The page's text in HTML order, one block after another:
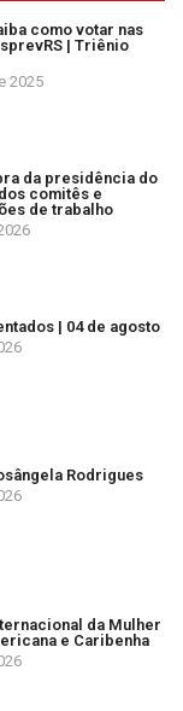
como votar nas
| Triênio
2025
da presidência do
comitês e
de trabalho
| 04 de agosto
Rodrigues
da Mulher
e Caribenha